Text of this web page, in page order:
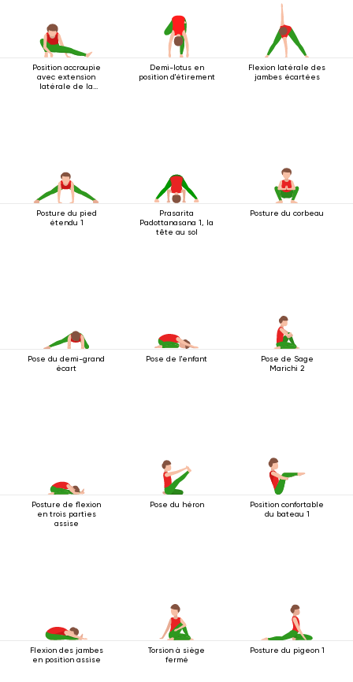
Position accroupie
avec extension
latérale de la
Demi-lotus en
position d'étirement
Flexion latérale des
jambes écartées
Posture du pied
étendu 1
Prasarita
Padottanasana 1, la
tête au sol
Posture du corbeau
Pose du demi-grand
écart
Pose de l'enfant
Pose de Sage
Marichi 2
Posture de flexion
en trois parties
assise
Pose du héron
Position confortable
du bateau 1
Flexion des jambes
en position assise
Torsion à siège
fermé
Posture du pigeon 1